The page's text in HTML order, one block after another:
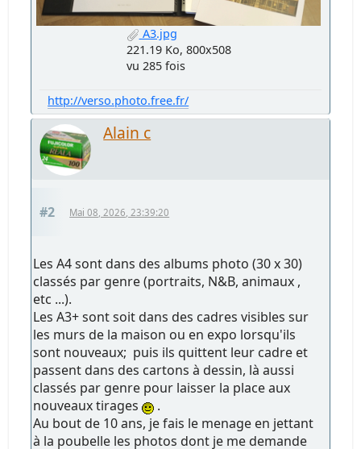
A3.jpg
221.19 Ko, 800x508
vu 285 fois
http://verso.photo.free.fr/
Alain c
#2 Mai 08, 2026, 23:39:20
Les A4 sont dans des albums photo (30 x 30)
classés par genre (portraits, N&B, animaux ,
etc ...).
Les A3+ sont soit dans des cadres visibles sur
les murs de la maison ou en expo lorsqu'ils
sont nouveaux; puis ils quittent leur cadre et
passent dans des cartons à dessin, là aussi
classés par genre pour laisser la place aux
nouveaux tirages
.
Au bout de 10 ans, je fais le menage en jettant
à la poubelle les photos dont je me demande